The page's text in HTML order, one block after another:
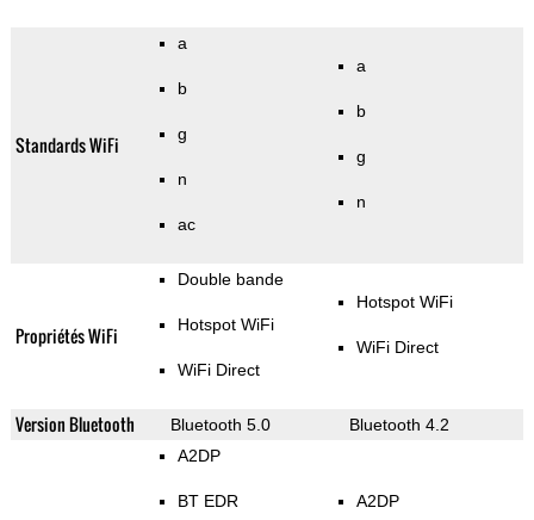
Standards WiFi
a
b
g
n
ac
a
b
g
n
Propriétés WiFi
Double bande
Hotspot WiFi
WiFi Direct
Hotspot WiFi
WiFi Direct
Version Bluetooth Bluetooth 5.0 Bluetooth 4.2
A2DP
BT EDR A2DP